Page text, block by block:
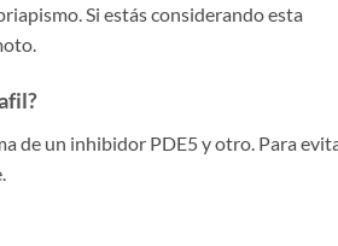
Si estás considerando esta
de un inhibidor PDE5 y otro. Para